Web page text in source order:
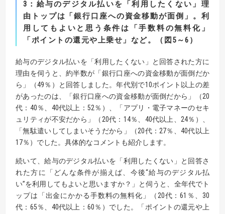
3 ： 給与のデジタル払いを「利用したくない」理
由トップは「銀行口座への資金移動が面倒」。 利
用してもよいと思う条件は「手数料の無料化」
「ポイントの還元や上乗せ」など。（図 5 ～6 ）
給与のデジタル払いを「利用したくない」と回答された方に
理由を伺うと、約半数が「銀行口座への資金移動が面倒だか
ら」（49％）と回答しました。年代別で10ポイント以上の差
があったのは、「銀行口座への資金移動が面倒だから」（20
代：40％、40代以上：52％）、「アプリ・電子マネーのセキ
ュリティが不安だから」（20代：14％、40代以上、24％）、
「無駄遣いしてしまいそうだから」（20代：27％、40代以上
17％）でした。具体的なコメントも紹介します。
続いて、給与のデジタル払いを「利用したくない」と回答さ
れた方に「どんな条件が揃えば、今後“給与のデジタル払
い”を利用してもよいと思いますか？」と伺うと、全年代でト
ップは「出金にかかる手数料の無料化」（20代：61％、30
代：65％、40代以上：60％）でした。「ポイントの還元や上